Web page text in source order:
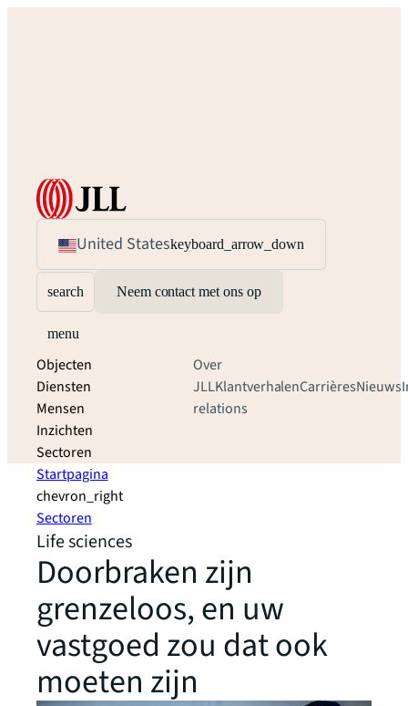
United Stateskeyboard_arrow_down
search Neem contact met ons op
menu
Objecten
Diensten
Mensen
Inzichten
Sectoren
Over
JLLKlantverhalenCarrièresNieuws
relations
Startpagina
chevron_right
Sectoren
Life sciences
Doorbraken zijn
grenzeloos, en uw
vastgoed zou dat ook
moeten zijn